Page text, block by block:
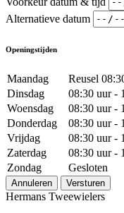
Alternatieve datum
Openingstijden
Maandag
Reusel
Dinsdag
08:30 uur -
Woensdag
08:30 uur -
Donderdag
08:30 uur -
Vrijdag
08:30 uur -
Zaterdag
08:30 uur -
Zondag
Gesloten
Annuleren Versturen
Hermans Tweewielers